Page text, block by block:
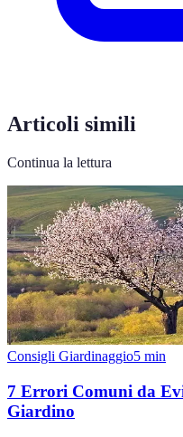
Articoli simili
Continua la lettura
Consigli Giardinaggio5 min
7 Errori Comuni da
Giardino